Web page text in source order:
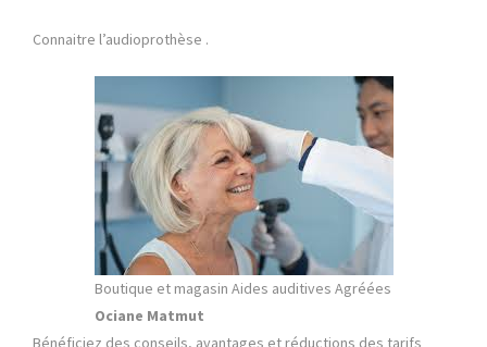
Connaitre l’audioprothèse .
Boutique et magasin Aides auditives Agréées
Ociane Matmut
Bénéficiez des conseils, avantages et réductions des tarifs